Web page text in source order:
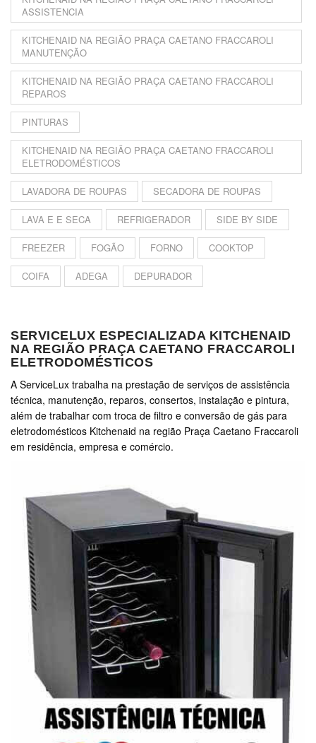
ASSISTENCIA
KITCHENAID NA REGIÃO PRAÇA CAETANO FRACCAROLI
MANUTENÇÃO
KITCHENAID NA REGIÃO PRAÇA CAETANO FRACCAROLI
REPAROS
PINTURAS
KITCHENAID NA REGIÃO PRAÇA CAETANO FRACCAROLI
ELETRODOMÉSTICOS
LAVADORA DE ROUPAS SECADORA DE ROUPAS
LAVA E E SECA REFRIGERADOR SIDE BY SIDE
FREEZER FOGÃO FORNO COOKTOP
COIFA ADEGA DEPURADOR
SERVICELUX ESPECIALIZADA KITCHENAID
NA REGIÃO PRAÇA CAETANO FRACCAROLI
ELETRODOMÉSTICOS
A ServiceLux trabalha na prestação de serviços de assistência
técnica, manutenção, reparos, consertos, instalação e pintura,
além de trabalhar com troca de filtro e conversão de gás para
eletrodomésticos Kitchenaid na região Praça Caetano Fraccaroli
em residência, empresa e comércio.